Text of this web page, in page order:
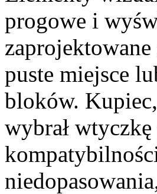
progowe i
puste miejsce
bloków.
wybrał